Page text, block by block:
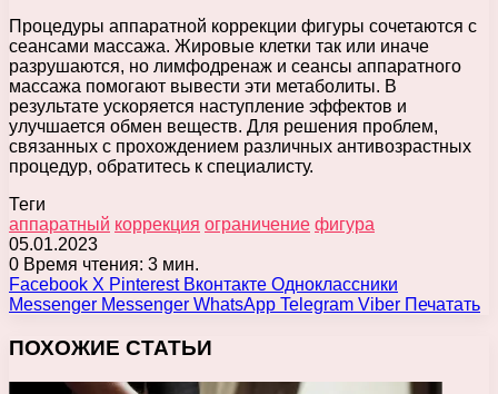
Процедуры аппаратной коррекции фигуры сочетаются с
сеансами массажа. Жировые клетки так или иначе
разрушаются, но лимфодренаж и сеансы аппаратного
массажа помогают вывести эти метаболиты. В
результате ускоряется наступление эффектов и
улучшается обмен веществ. Для решения проблем,
связанных с прохождением различных антивозрастных
процедур, обратитесь к специалисту.
Теги
аппаратный коррекция ограничение фигура
05.01.2023
0 Время чтения: 3 мин.
Facebook X Pinterest Вконтакте Одноклассники
Messenger Messenger WhatsApp Telegram Viber Печатать
ПОХОЖИЕ СТАТЬИ